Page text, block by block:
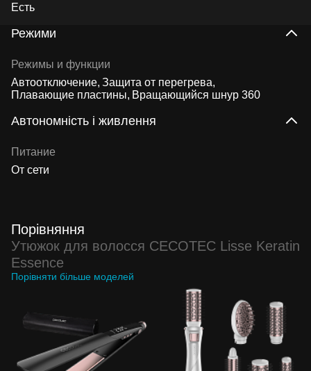
Есть
Режими
Режимы и функции
Автоотключение Защита от перегрева
Плавающие пластины Вращающийся шнур 360
Автономність і живлення
Питание
От сети
Порівняння
Утюжок для волосся CECOTEC Lisse Keratin
Essence
Порівняти більше моделей